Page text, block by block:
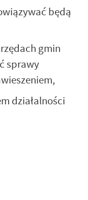
będą
gmin
sprawy
działalności